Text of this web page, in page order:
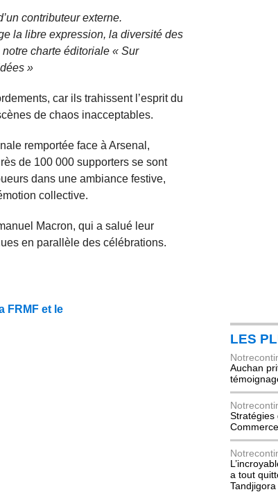
contributeur externe.
la libre expression, la diversité des
charte éditoriale « Sur
»
car ils trahissent l’esprit du
de chaos inacceptables.
remportée face à Arsenal,
de 100 000 supporters se sont
dans une ambiance festive,
collective.
Macron, qui a salué leur
en parallèle des célébrations.
FRMF et le
LES
Auchan
Stratégies
a tout
Tandjigora